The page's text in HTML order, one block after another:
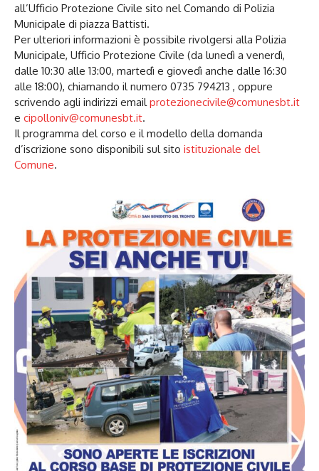
all’Ufficio Protezione Civile sito nel Comando di Polizia
Municipale di piazza Battisti.
Per ulteriori informazioni è possibile rivolgersi alla Polizia
Municipale, Ufficio Protezione Civile (da lunedì a venerdì,
dalle 10:30 alle 13:00, martedì e giovedì anche dalle 16:30
alle 18:00), chiamando il numero 0735 794213 , oppure
scrivendo agli indirizzi email protezionecivile@comunesbt.it
e cipolloniv@comunesbt.it.
Il programma del corso e il modello della domanda
d’iscrizione sono disponibili sul sito istituzionale del
Comune.